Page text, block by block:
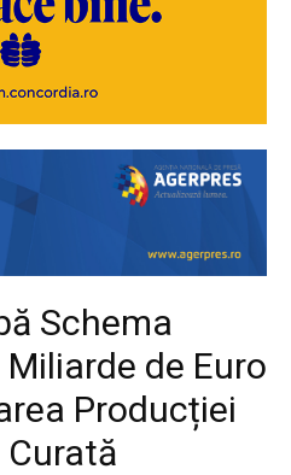
Schema
de Euro
Producției